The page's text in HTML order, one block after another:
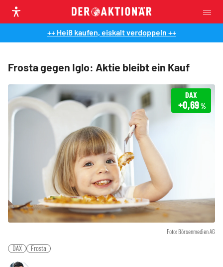
++ Heiß kaufen, eiskalt verdoppeln ++
Frosta gegen Iglo: Aktie bleibt ein Kauf
Foto: Börsenmedien AG
DAX
+0,69%
DAX Frosta